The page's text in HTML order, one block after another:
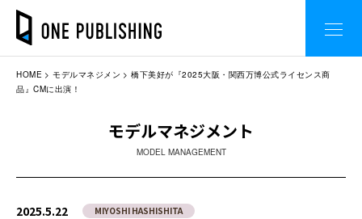
HOME モデルマネジメン
橋下美好が『2025大阪・関西万博公式ライセンス商
品』CMに出演！
モデルマネジメント
MODEL MANAGEMENT
2025.5.22 MIYOSHI HASHISHITA